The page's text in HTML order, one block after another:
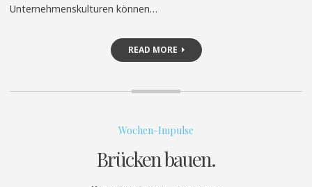
Unternehmenskulturen können…
READ MORE
Wochen-Impulse
Brücken bauen.